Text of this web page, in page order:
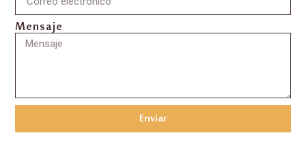
Mensaje
Enviar